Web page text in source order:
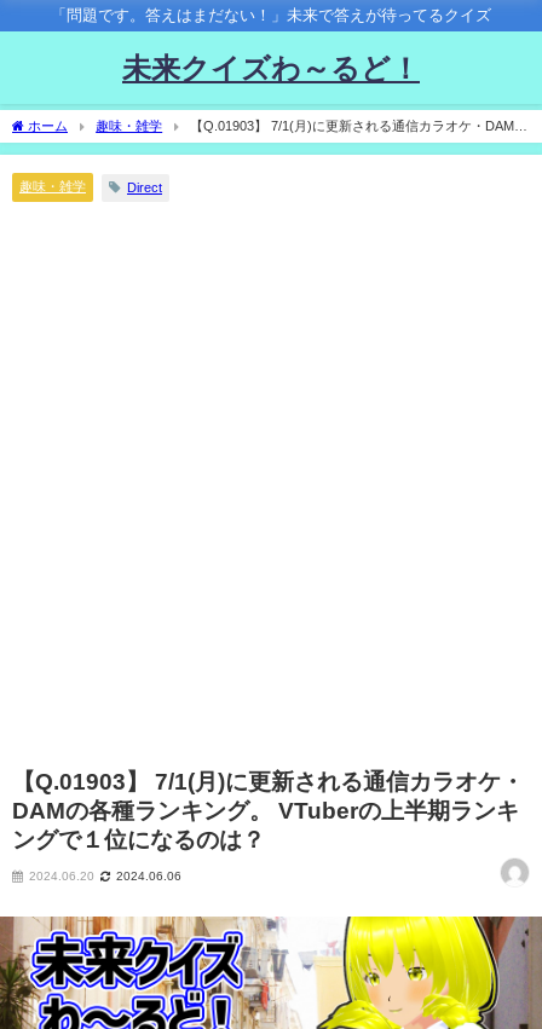
「問題です。答えはまだない！」未来で答えが待ってるクイズ
未来クイズわ～るど！
ホーム 趣味・雑学
【Q.01903】 7/1(月)に更新される通信カラオケ・DAMの
各種ランキング。 VTuberの上半期ランキングで１位になるのは？
趣味・雑学 Direct
【Q.01903】 7/1(月)に更新される通信カラオケ・
DAMの各種ランキング。 VTuberの上半期ランキ
ングで１位になるのは？
2024.06.20 2024.06.06